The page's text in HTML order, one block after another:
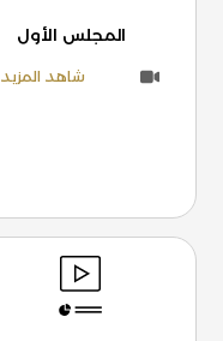
المجلس الأول
شاهد المزيد